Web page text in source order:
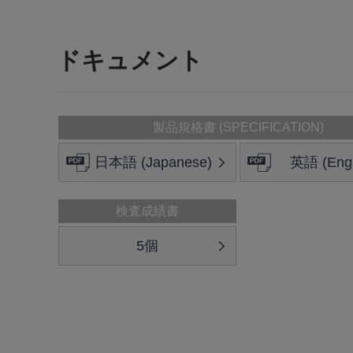
ドキュメント
製品規格書 (SPECIFICATION)
日本語 (Japanese) 英語
検査成績書
5個